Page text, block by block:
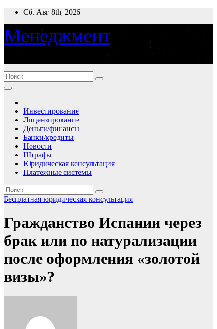
Перейти
содержимому
Сб. Авг 8th, 2026
Менеджмент
Инвестирование
Лицензирование
Деньги/финансы
Банки/кредиты
Новости
Штрафы
Юридическая консультация
Платежные системы
Бесплатная юридическая консультация
Гражданство Испании через
брак или по натурализации
после оформления «золотой
визы»?